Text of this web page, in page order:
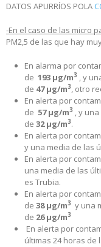
DATOS APURRÍOS POLA
-En el caso de las micro
PM2,5 de las que hay
En alarma por
de 193 µg/m3 , y
de 47 µg/m3, otro
En alerta por
de 57 µg/m3 , y
de 32 µg/m3.
En alerta por
y una media de las
En alerta por
una media de las
es Trubia.
En alerta por
de 38 µg/m3 y una
de 26 µg/m3
En alerta por
últimas 24 horas de